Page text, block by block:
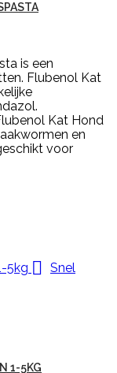
is een
Flubenol Kat
Kat Hond
en
voor

Snel
1-5KG